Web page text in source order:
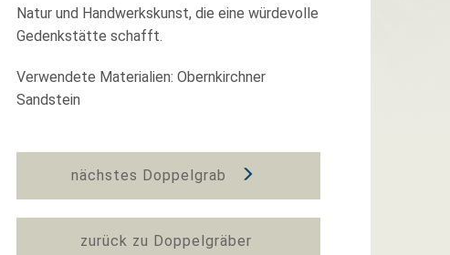
Natur und Handwerkskunst, die eine würdevolle
Gedenkstätte schafft.
Verwendete Materialien: Obernkirchner
Sandstein
nächstes Doppelgrab
zurück zu Doppelgräber